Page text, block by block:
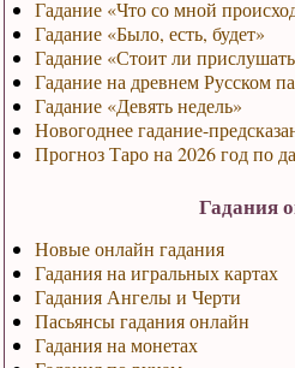
Гадание «Что со мной
Гадание «Было, есть, будет»
Гадание «Стоит ли
Гадание на древнем Русском
Гадание «Девять недель»
Новогоднее гадание-
Прогноз Таро на 2026 год по
Гадания
Новые онлайн гадания
Гадания на игральных картах
Гадания Ангелы и Черти
Пасьянсы гадания онлайн
Гадания на монетах